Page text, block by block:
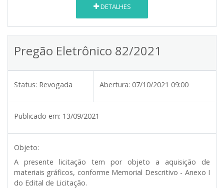
DETALHES
Pregão Eletrônico 82/2021
Status: Revogada Abertura: 07/10/2021 09:00
Publicado em: 13/09/2021
Objeto:
A presente licitação tem por objeto a aquisição de
materiais gráficos, conforme Memorial Descritivo - Anexo I
do Edital de Licitação.